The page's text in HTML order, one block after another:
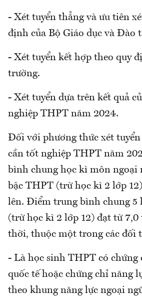
- Xét tuyển thẳng và ưu tiên
định của Bộ Giáo dục và Đào
- Xét tuyển kết hợp theo quy
trường.
- Xét tuyển dựa trên kết quả
nghiệp THPT năm 2024.
Đối với phương thức xét
cần tốt nghiệp THPT năm
bình chung học kì môn ngoại
bậc THPT (trừ học kì 2 lớp
lên. Điểm trung bình chung 5
(trừ học kì 2 lớp 12) đạt từ
thời, thuộc một trong các đối
- Là học sinh THPT có chứng
quốc tế hoặc chứng chỉ năng
theo khung năng lực ngoại